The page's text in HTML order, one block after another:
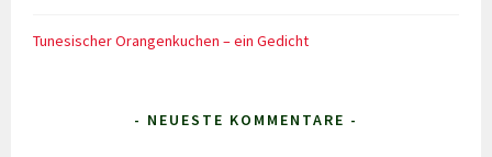
Tunesischer Orangenkuchen – ein Gedicht
- NEUESTE KOMMENTARE -